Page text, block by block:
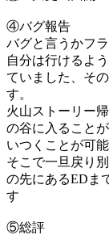
④バグ報告
バグと言うかフ
自分は行けるよ
ていました、そ
す。
火山ストーリー
の谷に入ること
いつくことが可
そこで一旦戻り
の先にあるEDま
す
⑤総評